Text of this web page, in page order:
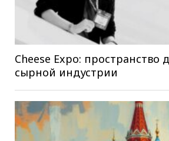
Cheese Expo: пространство
сырной индустрии